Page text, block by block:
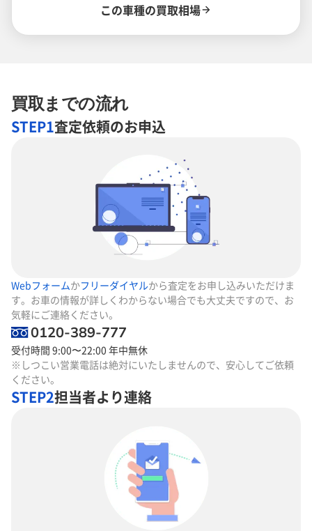
この車種の買取相場
買取までの流れ
STEP1査定依頼のお申込
Webフォームかフリーダイヤルから査定をお申し込みいただけま
す。お車の情報が詳しくわからない場合でも大丈夫ですので、お
気軽にご連絡ください。
0120-389-777
受付時間 9:00〜22:00 年中無休
※しつこい営業電話は絶対にいたしませんので、安心してご依頼
ください。
STEP2担当者より連絡